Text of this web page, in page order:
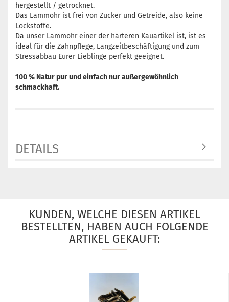
hergestellt / getrocknet.
Das Lammohr ist frei von Zucker und Getreide, also keine
Lockstoffe.
Da unser Lammohr einer der härteren Kauartikel ist, ist es
ideal für die Zahnpflege, Langzeitbeschäftigung und zum
Stressabbau Eurer Lieblinge perfekt geeignet.
100 % Natur pur und einfach nur außergewöhnlich
schmackhaft.
DETAILS
KUNDEN, WELCHE DIESEN ARTIKEL
BESTELLTEN, HABEN AUCH FOLGENDE
ARTIKEL GEKAUFT: